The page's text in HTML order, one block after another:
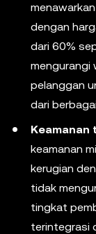
dengan
dari 60%
mengurangi
pelanggan
dari
Keamanan
keamanan
kerugian
tidak
tingkat
terintegrasi